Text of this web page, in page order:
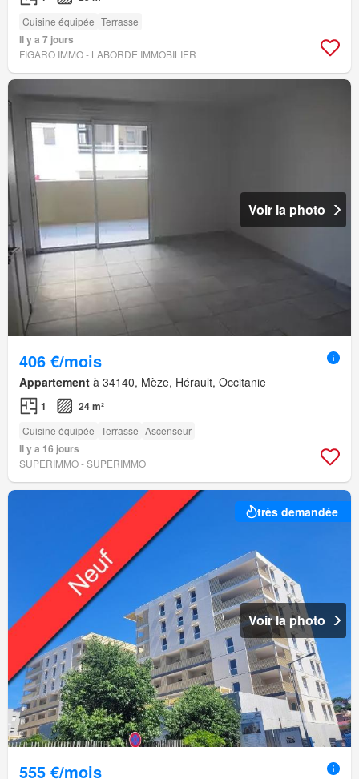
Cuisine équipée Terrasse
Il y a 7 jours
FIGARO IMMO - LABORDE IMMOBILIER
Voir la photo
406 €/mois
Appartement à 34140, Mèze, Hérault, Occitanie
1 24 m²
Cuisine équipée Terrasse Ascenseur
Il y a 16 jours
SUPERIMMO - SUPERIMMO
très demandée
Voir la photo
555 €/mois